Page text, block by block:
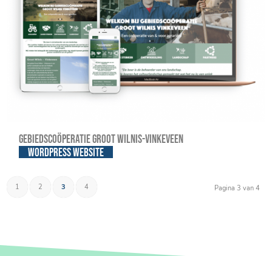
Gebiedscoöperatie Groot Wilnis-Vinkeveen
WordPress website
Pagina 3 van 4
1 2 3 4